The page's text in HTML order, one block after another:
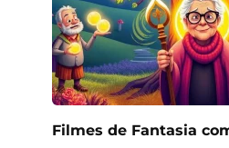
Filmes de Fantasia